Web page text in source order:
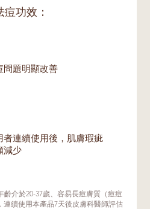
功效：
問題明顯改善
者連續使用後，肌膚瑕疵
減少
齡介於20-37歲、容易長痘膚質（痘痘
連續使用本產品7天後皮膚科醫師評估